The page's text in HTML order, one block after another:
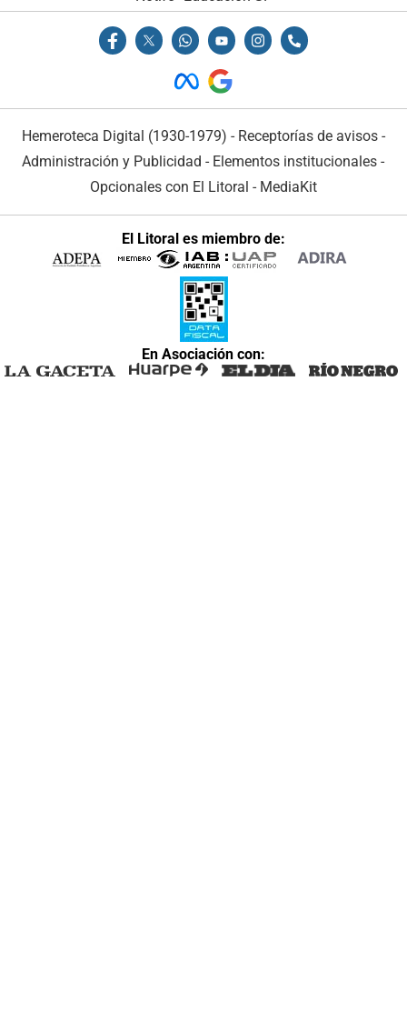
Hemeroteca Digital (1930-1979) - Receptorías de avisos -
Administración y Publicidad - Elementos institucionales -
Opcionales con El Litoral - MediaKit
El Litoral es miembro de:
En Asociación con: